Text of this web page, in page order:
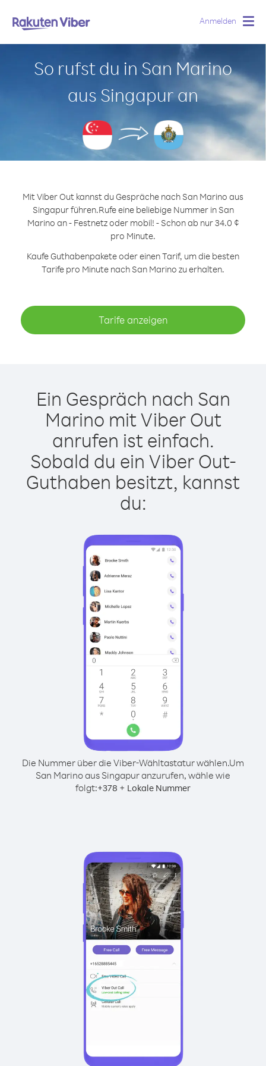
Anmelden
So rufst du in San Marino
aus Singapur an
Mit Viber Out kannst du Gespräche nach San Marino aus
Singapur führen.Rufe eine beliebige Nummer in San
Marino an - Festnetz oder mobil! - Schon ab nur 34.0 ¢
pro Minute.
Kaufe Guthabenpakete oder einen Tarif, um die besten
Tarife pro Minute nach San Marino zu erhalten.
Tarife anzeigen
Ein Gespräch nach San
Marino mit Viber Out
anrufen ist einfach.
Sobald du ein Viber Out-
Guthaben besitzt, kannst
du:
Die Nummer über die Viber-Wähltastatur wählen.Um
San Marino aus Singapur anzurufen, wähle wie
folgt:+378 + Lokale Nummer